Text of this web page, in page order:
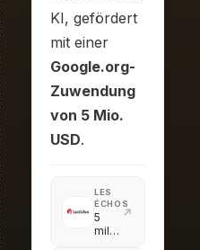
KI, gefördert
mit einer
Google.org-
Zuwendung
von 5 Mio.
USD.
LES
ÉCHOS
5
millions